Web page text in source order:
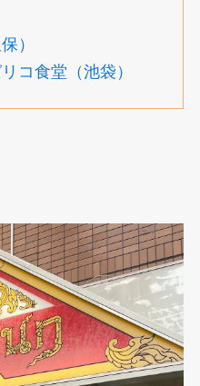
）
コ食堂（池袋）